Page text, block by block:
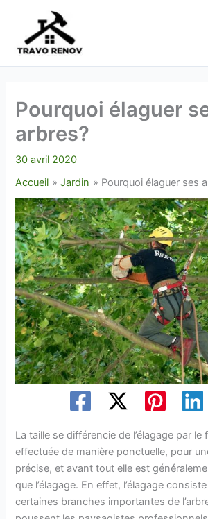
contenu
Pourquoi élaguer
arbres?
30 avril 2020
Accueil
Jardin Pourquoi élaguer ses
La taille se différencie de l’élagage par le
effectuée de manière ponctuelle, pour
précise, et avant tout elle est
que l’élagage. En effet, l’élagage
certaines branches importantes de